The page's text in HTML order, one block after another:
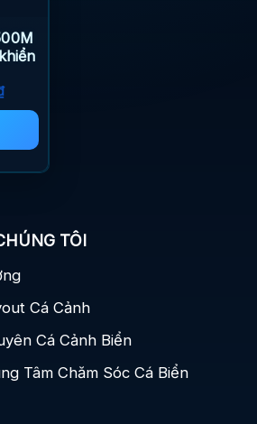
TÔI
Cá Cảnh
Cá Cảnh Biển
Tâm Chăm Sóc Cá Biển